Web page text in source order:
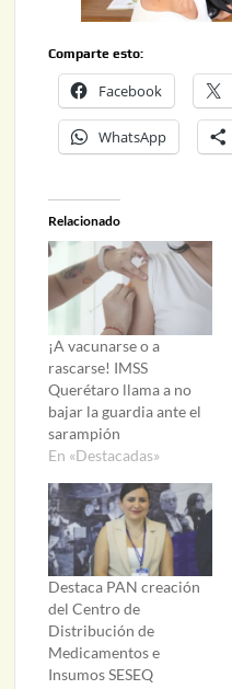
Comparte esto:
Facebook
WhatsApp
Relacionado
¡A vacunarse o a
rascarse! IMSS
Querétaro llama a no
bajar la guardia ante el
sarampión
En «Destacadas»
Destaca PAN creación
del Centro de
Distribución de
Medicamentos e
Insumos SESEQ